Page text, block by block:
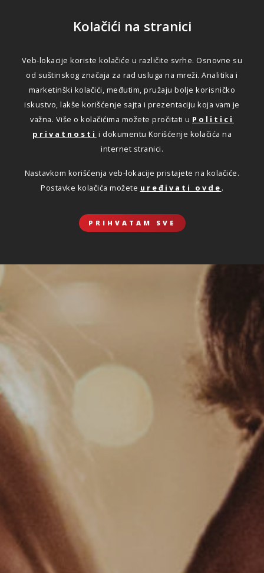
Kolačići na stranici
Veb-lokacije koriste kolačiće u različite svrhe. Osnovne su
od suštinskog značaja za rad usluga na mreži. Analitika i
marketinški kolačići, međutim, pružaju bolje korisničko
iskustvo, lakše korišćenje sajta i prezentaciju koja vam je
važna. Više o kolačićima možete pročitati u Politici
privatnosti i dokumentu Korišćenje kolačića na
internet stranici.
Nastavkom korišćenja veb-lokacije pristajete na kolačiće.
Postavke kolačića možete uređivati ovde .
PRIHVATAM SVE